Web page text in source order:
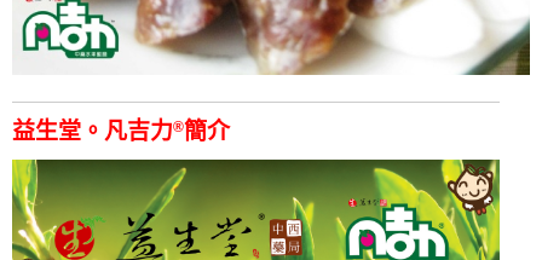
益生堂。凡吉力®簡介